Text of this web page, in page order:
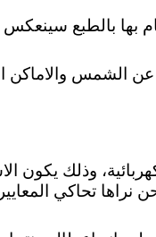
بها بالطبع سينعكس
عن الشمس والاماكن
وذلك يكون
تحاكي